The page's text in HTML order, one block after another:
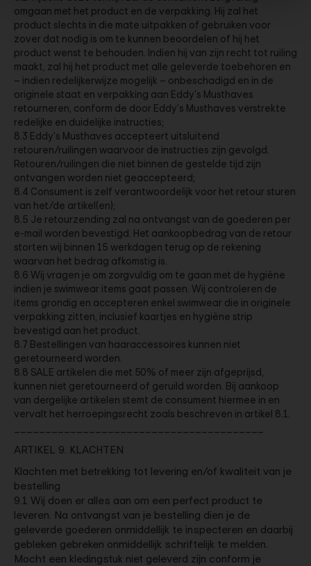
omgaan met het product en de verpakking. Hij zal het
product slechts in die mate uitpakken of gebruiken voor
zover dat nodig is om te kunnen beoordelen of hij het
product wenst te behouden. Indien hij van zijn recht tot ruiling
maakt, zal hij het product met alle geleverde toebehoren en
– indien redelijkerwijze mogelijk – onbeschadigd en in de
originele staat en verpakking aan Eddy's Musthaves
retourneren, conform de door Eddy's Musthaves verstrekte
redelijke en duidelijke instructies;
8.3 Eddy's Musthaves accepteert uitsluitend
retouren/ruilingen waarvoor de instructies zijn gevolgd.
Retouren/ruilingen die niet binnen de gestelde tijd zijn
ontvangen worden niet geaccepteerd;
8.4 Consument is zelf verantwoordelijk voor het retour sturen
van het/de artikel(en);
8.5 Je retourzending zal na ontvangst van de goederen per
e-mail worden bevestigd. Het aankoopbedrag van de retour
storten wij binnen 15 werkdagen terug op de rekening
waarvan het bedrag afkomstig is.
8.6 Wij vragen je om zorgvuldig om te gaan met de hygiëne
indien je swimwear items gaat passen. Wij controleren de
items grondig en accepteren enkel swimwear die in originele
verpakking zitten, inclusief kaartjes en hygiëne strip
bevestigd aan het product.
8.7 Bestellingen van haaraccessoires kunnen niet
geretourneerd worden.
8.8 SALE artikelen die met 50% of meer zijn afgeprijsd,
kunnen niet geretourneerd of geruild worden. Bij aankoop
van dergelijke artikelen stemt de consument hiermee in en
vervalt het herroepingsrecht zoals beschreven in artikel 8.1.
ARTIKEL 9. KLACHTEN
Klachten met betrekking tot levering en/of kwaliteit van je
bestelling
9.1 Wij doen er alles aan om een perfect product te
leveren. Na ontvangst van je bestelling dien je de
geleverde goederen onmiddellijk te inspecteren en daarbij
gebleken gebreken onmiddellijk schriftelijk te melden.
Mocht een kledingstuk niet geleverd zijn conform je